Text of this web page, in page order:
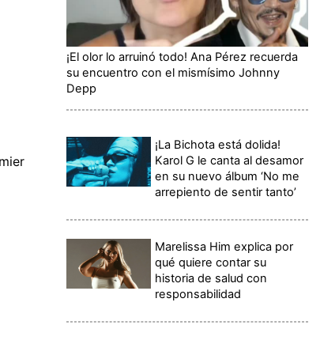
¡El olor lo arruinó todo! Ana Pérez recuerda
su encuentro con el mismísimo Johnny
Depp
¡La Bichota está dolida!
Karol G le canta al desamor
en su nuevo álbum ‘No me
arrepiento de sentir tanto’
Marelissa Him explica por
qué quiere contar su
historia de salud con
responsabilidad